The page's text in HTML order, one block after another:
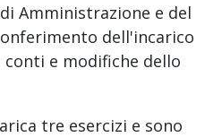
Amministrazione e del
dell'incarico
e modifiche dello
tre esercizi e sono